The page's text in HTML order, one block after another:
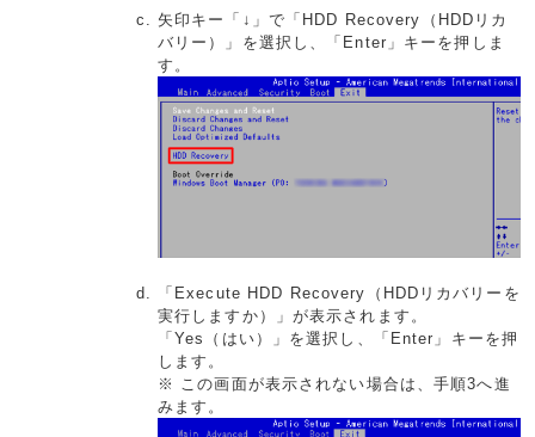
矢印キー「↓」で「HDD Recovery（HDDリカ
バリー）」を選択し、「Enter」キーを押しま
す。
「Execute HDD Recovery（HDDリカバリーを
実行しますか）」が表示されます。
「Yes（はい）」を選択し、「Enter」キーを押
します。
※ この画面が表示されない場合は、手順3へ進
みます。